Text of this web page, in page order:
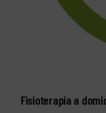
Fisioterapia a